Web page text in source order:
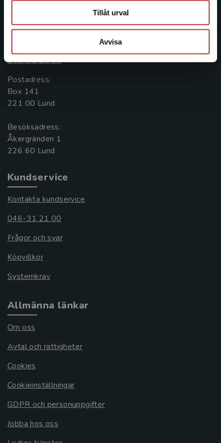
Tillåt urval
Avvisa
046-31 20 00
Postadress:
Box 141
221 00 Lund
Besöksadress:
Åkergränden 1
Kundservice
Kontakta kundservice
046-31 21 00
Frågor och svar
Köpvillkor
Systemkrav
Allmänna länkar
Om oss
Avtal och rättigheter
Cookies
Cookieinställningar
GDPR och personuppgifter
Jobba hos oss